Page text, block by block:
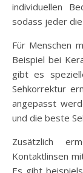
individuellen
sodass jeder
Für Menschen
Beispiel bei
gibt es
Sehkorrektur
angepasst
und die beste
Zusätzlich
Kontaktlinsen